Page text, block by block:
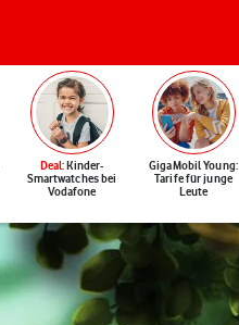
Deal: Kinder-
Smartwatches bei
Vodafone
GigaMobil Young:
Tarife für junge
Leute